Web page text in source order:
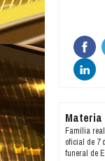
Materia
Família
oficial de 7
funeral de